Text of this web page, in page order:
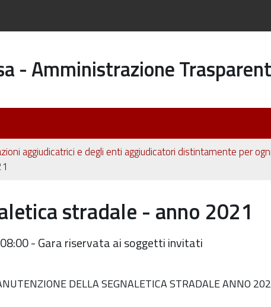
- Amministrazione
aggiudicatrici e degli enti aggiudicatori distintamente per
stradale - anno 2021
- Gara riservata ai soggetti invitati
DELLA SEGNALETICA STRADALE ANNO